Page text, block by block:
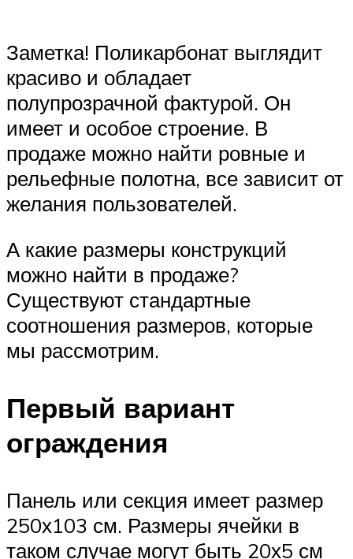
Заметка! Поликарбонат выглядит
красиво и обладает
полупрозрачной фактурой. Он
имеет и особое строение. В
продаже можно найти ровные и
рельефные полотна, все зависит от
желания пользователей.
А какие размеры конструкций
можно найти в продаже?
Существуют стандартные
соотношения размеров, которые
мы рассмотрим.
Первый вариант
ограждения
Панель или секция имеет размер
250х103 см. Размеры ячейки в
таком случае могут быть 20х5 см